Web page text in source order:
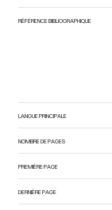
RÉFÉRENCE BIBLIOGRAPHIQUE
LANGUE PRINCIPALE
NOMBRE DE PAGES
PREMIÈRE PAGE
DERNIÈRE PAGE